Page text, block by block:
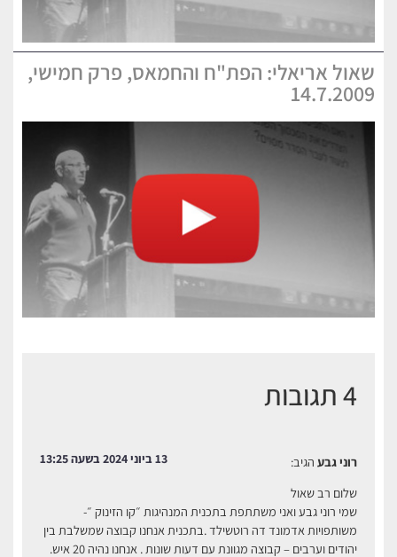
שאול אריאלי: הפת"ח והחמאס, פרק חמישי,
14.7.2009
4 תגובות
רוני גבע הגיב: 13 ביוני 2024 בשעה 13:25
שלום רב שאול
שמי רוני גבע ואני משתתפת בתכנית המנהיגות ״קו הזינוק ״-
משותפויות אדמונד דה רוטשילד .בתכנית אנחנו קבוצה שמשלבת בין
יהודים וערבים – קבוצה מגוונת עם דעות שונות . אנחנו נהיה 20 איש.